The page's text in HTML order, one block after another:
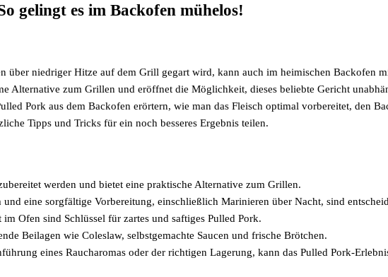
gelingt es im Backofen mühelos!
über niedriger Hitze auf dem Grill gegart wird, kann auch im heimischen Backofen
Alternative zum Grillen und eröffnet die Möglichkeit, dieses beliebte Gericht
Pork aus dem Backofen erörtern, wie man das Fleisch optimal vorbereitet, den
Tipps und Tricks für ein noch besseres Ergebnis teilen.
werden und bietet eine praktische Alternative zum Grillen.
eine sorgfältige Vorbereitung, einschließlich Marinieren über Nacht, sind
Ofen sind Schlüssel für zartes und saftiges Pulled Pork.
Beilagen wie Coleslaw, selbstgemachte Saucen und frische Brötchen.
eines Raucharomas oder der richtigen Lagerung, kann das Pulled Pork-